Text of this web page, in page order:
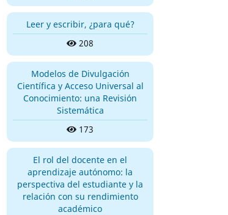
Leer y escribir, ¿para qué?
208
Modelos de Divulgación
Científica y Acceso Universal al
Conocimiento: una Revisión
Sistemática
173
El rol del docente en el
aprendizaje autónomo: la
perspectiva del estudiante y la
relación con su rendimiento
académico